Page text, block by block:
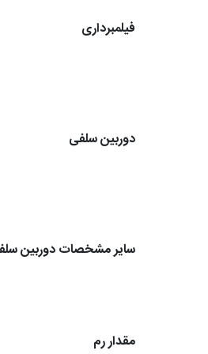
فیلمبرداری
دوربین سلفی
سایر مشخصات دوربین
مقدار رم